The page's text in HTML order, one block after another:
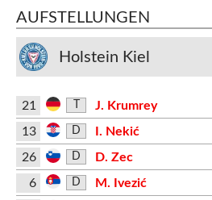
AUFSTELLUNGEN
Holstein Kiel
21
J. Krumrey
13
D I. Nekić
26 D
D. Zec
6
D
M. Ivezić